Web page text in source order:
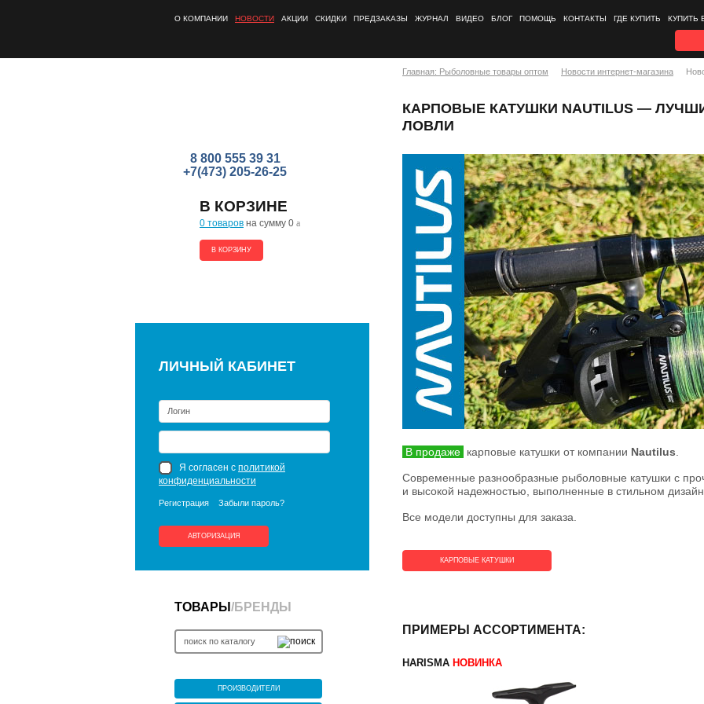
О КОМПАНИИ НОВОСТИ АКЦИИ СКИДКИ ПРЕДЗАКАЗЫ ЖУРНАЛ ВИДЕО БЛОГ ПОМОЩЬ КОНТАКТЫ ГДЕ КУПИТЬ КУПИТЬ
8 800 555 39 31
+7(473) 205-26-25
В КОРЗИНЕ
0 товаров на сумму 0 a
В КОРЗИНУ
ЛИЧНЫЙ КАБИНЕТ
Я согласен с политикой
конфиденциальности
Регистрация Забыли пароль?
АВТОРИЗАЦИЯ
ТОВАРЫ /БРЕНДЫ
ПРОИЗВОДИТЕЛИ
Главная: Рыболовные товары оптом Новости интернет-магазина
КАРПОВЫЕ КАТУШКИ NAUTILUS —
ЛОВЛИ
В продаже карповые катушки от компании Nautilus
Современные разнообразные рыболовные катушки с
и высокой надежностью, выполненные в стильном
Все модели доступны для заказа.
КАРПОВЫЕ КАТУШКИ
ПРИМЕРЫ АССОРТИМЕНТА:
HARISMA НОВИНКА